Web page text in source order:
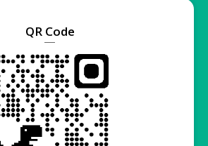
QR Code